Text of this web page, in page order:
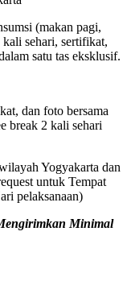
(makan pagi,
sehari, sertifikat,
satu tas eksklusif.
dan foto bersama
break 2 kali sehari
Yogyakarta dan
untuk Tempat
pelaksanaan)
Minimal